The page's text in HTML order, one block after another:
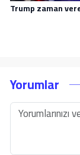
Trump zaman
Yorumlar